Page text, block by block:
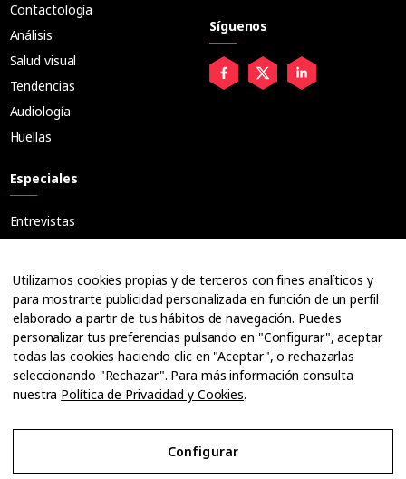
Contactología
Análisis
Salud visual
Tendencias
Audiología
Huellas
Especiales
Entrevistas
Ópticos
Cuadernos
Guías
Dossier
Anuarios
Ofertas de empleo
Síguenos
Utilizamos cookies propias y de terceros con fines analíticos y
para mostrarte publicidad personalizada en función de un perfil
elaborado a partir de tus hábitos de navegación. Puedes
personalizar tus preferencias pulsando en "Configurar", aceptar
todas las cookies haciendo clic en "Aceptar", o rechazarlas
seleccionando "Rechazar". Para más información consulta
nuestra Política de Privacidad y Cookies.
Configurar